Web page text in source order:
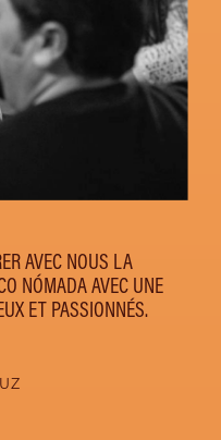
AVEC NOUS LA
NÓMADA AVEC UNE
ET PASSIONNÉS.